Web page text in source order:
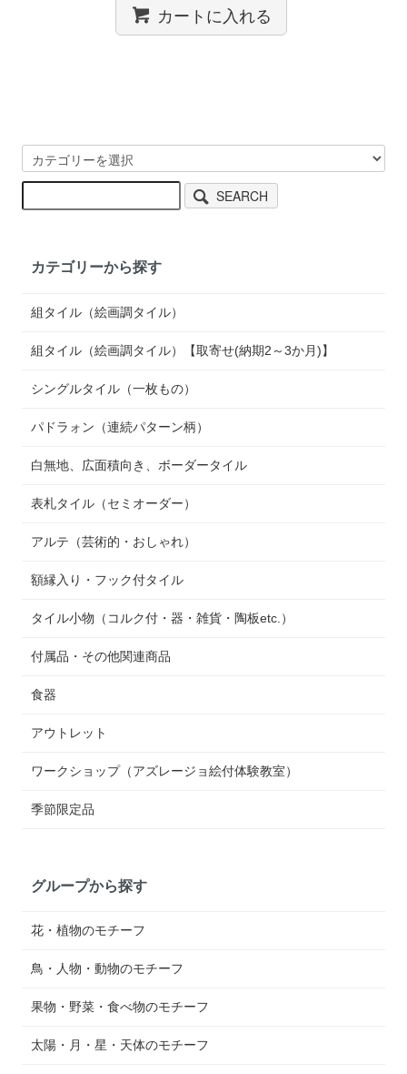
カートに入れる
SEARCH
カテゴリーから探す
組タイル（絵画調タイル）
組タイル（絵画調タイル）【取寄せ(納期2～3か月)】
シングルタイル（一枚もの）
パドラォン（連続パターン柄）
白無地、広面積向き、ボーダータイル
表札タイル（セミオーダー）
アルテ（芸術的・おしゃれ）
額縁入り・フック付タイル
タイル小物（コルク付・器・雑貨・陶板etc.）
付属品・その他関連商品
食器
アウトレット
ワークショップ（アズレージョ絵付体験教室）
季節限定品
グループから探す
花・植物のモチーフ
鳥・人物・動物のモチーフ
果物・野菜・食べ物のモチーフ
太陽・月・星・天体のモチーフ